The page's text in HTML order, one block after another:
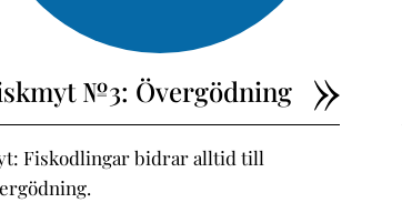
№3: Övergödning
Fiskodlingar bidrar alltid till